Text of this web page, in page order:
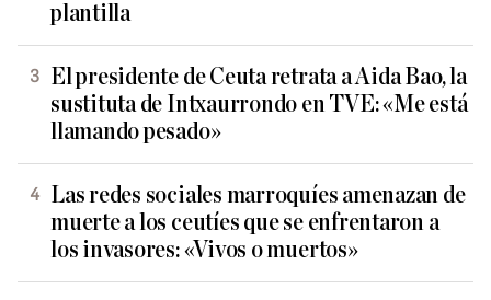
plantilla
El presidente de Ceuta retrata a Aida Bao, la
sustituta de Intxaurrondo en TVE: «Me está
llamando pesado»
Las redes sociales marroquíes amenazan de
muerte a los ceutíes que se enfrentaron a
los invasores: «Vivos o muertos»